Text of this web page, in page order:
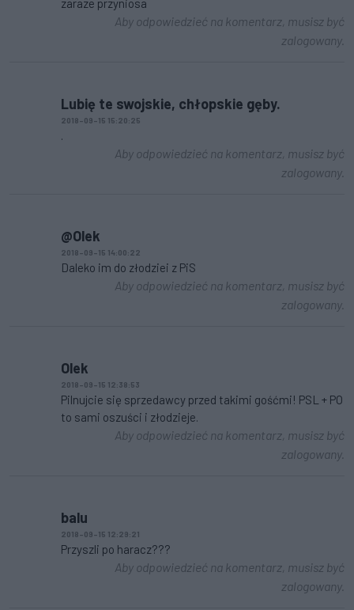
zaraze przyniosa
Aby odpowiedzieć na komentarz, musisz być
zalogowany.
Lubię te swojskie, chłopskie gęby.
2018-09-15 15:20:25
.
Aby odpowiedzieć na komentarz, musisz być
zalogowany.
@Olek
2018-09-15 14:00:22
Daleko im do złodziei z PiS
Aby odpowiedzieć na komentarz, musisz być
zalogowany.
Olek
2018-09-15 12:38:53
Pilnujcie się sprzedawcy przed takimi gośćmi! PSL + PO
to sami oszuści i złodzieje.
Aby odpowiedzieć na komentarz, musisz być
zalogowany.
balu
2018-09-15 12:29:21
Przyszli po haracz???
Aby odpowiedzieć na komentarz, musisz być
zalogowany.